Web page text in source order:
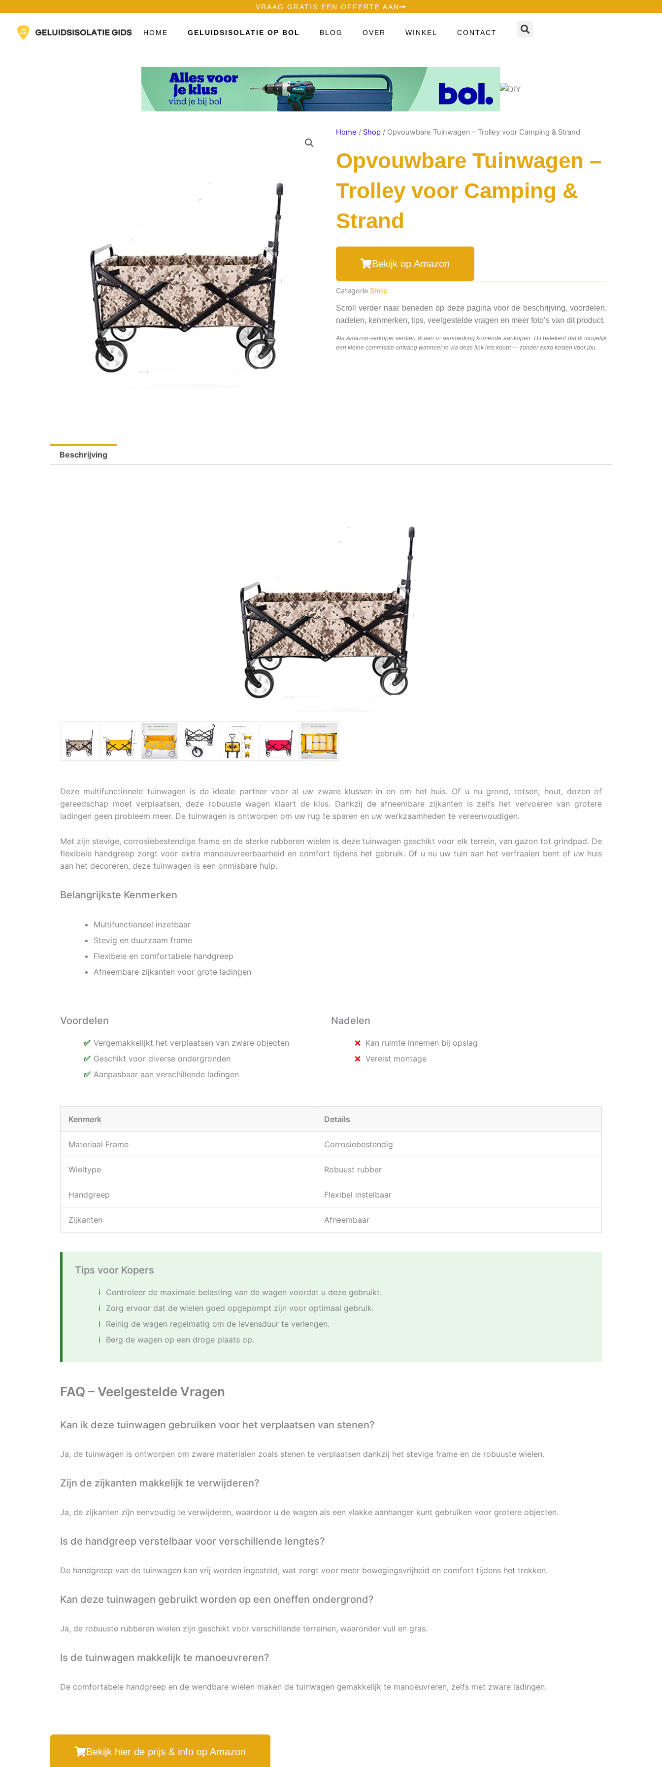
VRAAG GRATIS EEN OFFERTE AAN
HOME GELUIDSISOLATIE OP BOL BLOG OVER WINKEL CONTACT
Home / Shop / Opvouwbare Tuinwagen – Trolley voor Camping & Strand
Opvouwbare Tuinwagen –
Trolley voor Camping &
Strand
Bekijk op Amazon
Categorie Shop
Scroll verder naar beneden op deze pagina voor de beschrijving, voordelen,
nadelen, kenmerken, tips, veelgestelde vragen en meer foto’s van dit product.
Als Amazon-verkoper verdien ik aan in aanmerking komende aankopen. Dit betekent dat ik mogelijk
een kleine commissie ontvang wanneer je via deze link iets koopt — zonder extra kosten voor jou.
Beschrijving
Deze multifunctionele tuinwagen is de ideale partner voor al uw zware klussen in en om het huis. Of u nu grond, rotsen, hout, dozen of
gereedschap moet verplaatsen, deze robuuste wagen klaart de klus. Dankzij de afneembare zijkanten is zelfs het vervoeren van grotere
ladingen geen probleem meer. De tuinwagen is ontworpen om uw rug te sparen en uw werkzaamheden te vereenvoudigen.
Met zijn stevige, corrosiebestendige frame en de sterke rubberen wielen is deze tuinwagen geschikt voor elk terrein, van gazon tot grindpad. De
flexibele handgreep zorgt voor extra manoeuvreerbaarheid en comfort tijdens het gebruik. Of u nu uw tuin aan het verfraaien bent of uw huis
aan het decoreren, deze tuinwagen is een onmisbare hulp.
Belangrijkste Kenmerken
Multifunctioneel inzetbaar
Stevig en duurzaam frame
Flexibele en comfortabele handgreep
Afneembare zijkanten voor grote ladingen
Voordelen
Vergemakkelijkt het verplaatsen van zware objecten
Geschikt voor diverse ondergronden
Aanpasbaar aan verschillende ladingen
Nadelen
Kan ruimte innemen bij opslag
Vereist montage
Kenmerk Details
Materiaal Frame Corrosiebestendig
Wieltype Robuust rubber
Handgreep Flexibel instelbaar
Zijkanten Afneembaar
Tips voor Kopers
Controleer de maximale belasting van de wagen voordat u deze gebruikt.
Zorg ervoor dat de wielen goed opgepompt zijn voor optimaal gebruik.
Reinig de wagen regelmatig om de levensduur te verlengen.
Berg de wagen op een droge plaats op.
FAQ – Veelgestelde Vragen
Kan ik deze tuinwagen gebruiken voor het verplaatsen van stenen?
Ja, de tuinwagen is ontworpen om zware materialen zoals stenen te verplaatsen dankzij het stevige frame en de robuuste wielen.
Zijn de zijkanten makkelijk te verwijderen?
Ja, de zijkanten zijn eenvoudig te verwijderen, waardoor u de wagen als een vlakke aanhanger kunt gebruiken voor grotere objecten.
Is de handgreep verstelbaar voor verschillende lengtes?
De handgreep van de tuinwagen kan vrij worden ingesteld, wat zorgt voor meer bewegingsvrijheid en comfort tijdens het trekken.
Kan deze tuinwagen gebruikt worden op een oneffen ondergrond?
Ja, de robuuste rubberen wielen zijn geschikt voor verschillende terreinen, waaronder vuil en gras.
Is de tuinwagen makkelijk te manoeuvreren?
De comfortabele handgreep en de wendbare wielen maken de tuinwagen gemakkelijk te manoeuvreren, zelfs met zware ladingen.
Bekijk hier de prijs & info op Amazon